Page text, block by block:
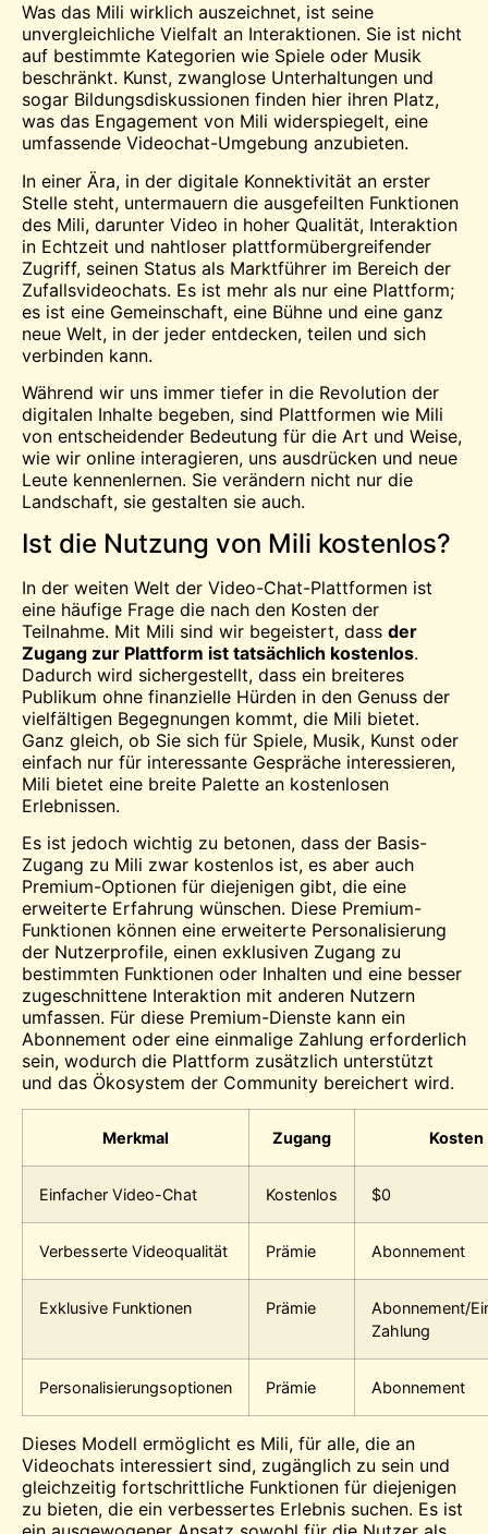
Was das Mili wirklich auszeichnet, ist seine
unvergleichliche Vielfalt an Interaktionen. Sie ist nicht
auf bestimmte Kategorien wie Spiele oder Musik
beschränkt. Kunst, zwanglose Unterhaltungen und
sogar Bildungsdiskussionen finden hier ihren Platz,
was das Engagement von Mili widerspiegelt, eine
umfassende Videochat-Umgebung anzubieten.
In einer Ära, in der digitale Konnektivität an erster
Stelle steht, untermauern die ausgefeilten Funktionen
des Mili, darunter Video in hoher Qualität, Interaktion
in Echtzeit und nahtloser plattformübergreifender
Zugriff, seinen Status als Marktführer im Bereich der
Zufallsvideochats. Es ist mehr als nur eine Plattform;
es ist eine Gemeinschaft, eine Bühne und eine ganz
neue Welt, in der jeder entdecken, teilen und sich
verbinden kann.
Während wir uns immer tiefer in die Revolution der
digitalen Inhalte begeben, sind Plattformen wie Mili
von entscheidender Bedeutung für die Art und Weise,
wie wir online interagieren, uns ausdrücken und neue
Leute kennenlernen. Sie verändern nicht nur die
Landschaft, sie gestalten sie auch.
Ist die Nutzung von Mili kostenlos?
In der weiten Welt der Video-Chat-Plattformen ist
eine häufige Frage die nach den Kosten der
Teilnahme. Mit Mili sind wir begeistert, dass der
Zugang zur Plattform ist tatsächlich kostenlos.
Dadurch wird sichergestellt, dass ein breiteres
Publikum ohne finanzielle Hürden in den Genuss der
vielfältigen Begegnungen kommt, die Mili bietet.
Ganz gleich, ob Sie sich für Spiele, Musik, Kunst oder
einfach nur für interessante Gespräche interessieren,
Mili bietet eine breite Palette an kostenlosen
Erlebnissen.
Es ist jedoch wichtig zu betonen, dass der Basis-
Zugang zu Mili zwar kostenlos ist, es aber auch
Premium-Optionen für diejenigen gibt, die eine
erweiterte Erfahrung wünschen. Diese Premium-
Funktionen können eine erweiterte Personalisierung
der Nutzerprofile, einen exklusiven Zugang zu
bestimmten Funktionen oder Inhalten und eine besser
zugeschnittene Interaktion mit anderen Nutzern
umfassen. Für diese Premium-Dienste kann ein
Abonnement oder eine einmalige Zahlung erforderlich
sein, wodurch die Plattform zusätzlich unterstützt
und das Ökosystem der Community bereichert wird.
Merkmal Zugang Kosten
Einfacher Video-Chat Kostenlos $0
Verbesserte Videoqualität Prämie Abonnement
Exklusive Funktionen Prämie
Abonnement/
Zahlung
Personalisierungsoptionen Prämie Abonnement
Dieses Modell ermöglicht es Mili, für alle, die an
Videochats interessiert sind, zugänglich zu sein und
gleichzeitig fortschrittliche Funktionen für diejenigen
zu bieten, die ein verbessertes Erlebnis suchen. Es ist